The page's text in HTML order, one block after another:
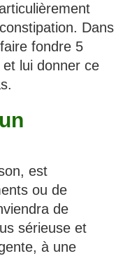
Dans
fondre 5
et lui donner ce
est
ou de
de
sérieuse et
à une